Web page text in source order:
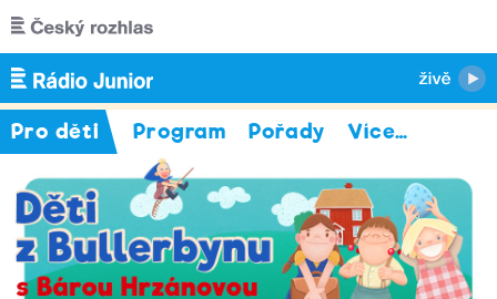
Přejít k hlavnímu obsahu
Pro děti Program Pořady Více…